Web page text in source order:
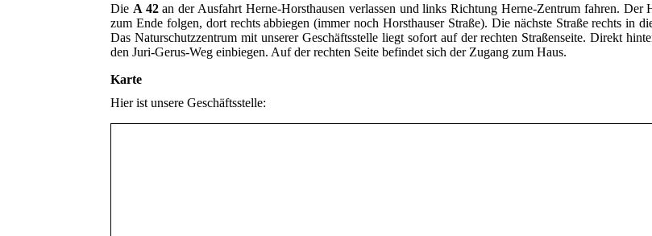
Die A 42an der Ausfahrt Herne-Horsthausen verlassen und links Richtung Herne-Zentrum fahren. Der
zum Ende folgen, dort rechts abbiegen (immer noch Horsthauser Straße). Die nächste Straße rechts in
Das Naturschutzzentrum mit unserer Geschäftsstelle liegt sofort auf der rechten Straßenseite. Direkt
den Juri-Gerus-Weg einbiegen. Auf der rechten Seite befindet sich der Zugang zum Haus.
Karte
Hier ist unsere Geschäftsstelle: